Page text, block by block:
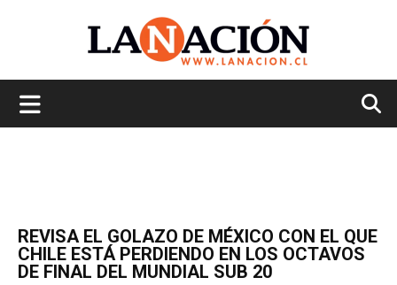
REVISA EL GOLAZO DE MÉXICO CON EL QUE
CHILE ESTÁ PERDIENDO EN LOS OCTAVOS
DE FINAL DEL MUNDIAL SUB 20